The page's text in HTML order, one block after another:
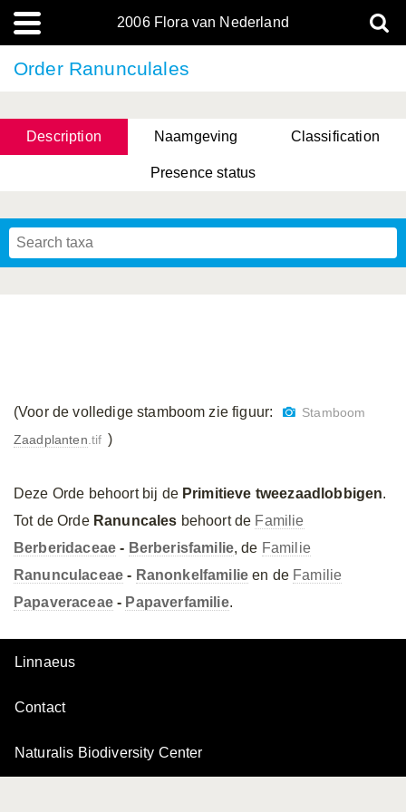
2006 Flora van Nederland
Order Ranunculales
Description Naamgeving Classification
Presence status
(Voor de volledige stamboom zie figuur:
Stamboom
Zaadplanten.tif )
Deze Orde behoort bij de Primitieve tweezaadlobbigen.
Tot de Orde Ranuncales behoort de Familie
Berberidaceae - Berberisfamilie, de Familie
Ranunculaceae - Ranonkelfamilie en de Familie
Papaveraceae - Papaverfamilie.
Linnaeus
Contact
Naturalis Biodiversity Center